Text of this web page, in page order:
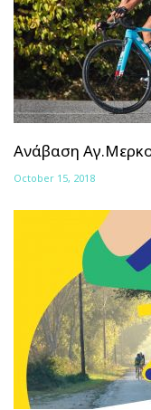
Ανάβαση
October 15, 2018